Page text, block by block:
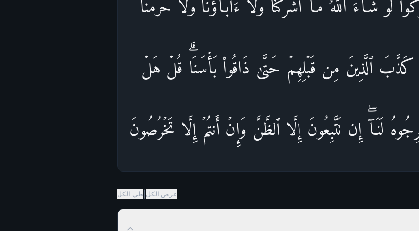
لَوۡ شَاۤءَ ٱللَّهُ مَاۤ أَشۡرَكۡنَا وَلَاۤ ءَابَاۤؤُنَا وَلَا حَرَّمۡنَا
ٱلَّذِینَ مِن قَبۡلِهِمۡ حَتَّىٰ ذَاقُوا۟ بَأۡسَنَاۗ قُلۡ هَلۡ
لَنَاۤۖ إِن تَتَّبِعُونَ إِلَّا ٱلظَّنَّ وَإِنۡ أَنتُمۡ إِلَّا تَخۡرُصُونَ
عرض الكل طي الكل